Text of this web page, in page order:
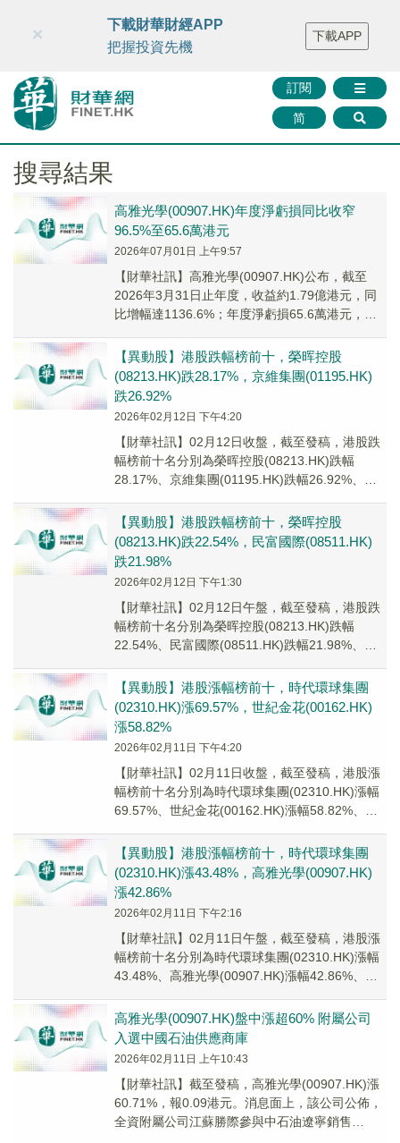
財華智庫網 FINTV FINMETA 財華證券 媒體矩陣
智庫沙龍
聯絡我們
訂閱
简
×
下載財華財經APP
把握投資先機
下載APP
搜尋結果
高雅光學(00907.HK)年度淨虧損同比收窄
96.5%至65.6萬港元
2026年07月01日 上午9:57
​【財華社訊】高雅光學(00907.HK)公布，截至
2026年3月31日止年度，收益約1.79億港元，同
比增幅達1136.6%；年度淨虧損65.6萬港元，上
【異動股】港股跌幅榜前十，榮晖控股
(08213.HK)跌28.17%，京維集團(01195.HK)
跌26.92%
2026年02月12日 下午4:20
【財華社訊】02月12日收盤，截至發稿，港股跌
幅榜前十名分別為榮晖控股(08213.HK)跌幅
28.17%、京維集團(01195.HK)跌幅26.92%、樂
【異動股】港股跌幅榜前十，榮晖控股
(08213.HK)跌22.54%，民富國際(08511.HK)
跌21.98%
2026年02月12日 下午1:30
【財華社訊】02月12日午盤，截至發稿，港股跌
幅榜前十名分別為榮晖控股(08213.HK)跌幅
22.54%、民富國際(08511.HK)跌幅21.98%、
【異動股】港股漲幅榜前十，時代環球集團
(02310.HK)漲69.57%，世紀金花(00162.HK)
漲58.82%
2026年02月11日 下午4:20
【財華社訊】02月11日收盤，截至發稿，港股漲
幅榜前十名分別為時代環球集團(02310.HK)漲幅
69.57%、世紀金花(00162.HK)漲幅58.82%、榮
【異動股】港股漲幅榜前十，時代環球集團
(02310.HK)漲43.48%，高雅光學(00907.HK)
漲42.86%
2026年02月11日 下午2:16
【財華社訊】02月11日午盤，截至發稿，港股漲
幅榜前十名分別為時代環球集團(02310.HK)漲幅
43.48%、高雅光學(00907.HK)漲幅42.86%、嘉
高雅光學(00907.HK)盤中漲超60% 附屬公司
入選中國石油供應商庫
2026年02月11日 上午10:43
​【財華社訊】截至發稿，高雅光學(00907.HK)漲
60.71%，報0.09港元。消息面上，該公司公佈，
全資附屬公司江蘇勝際參與中石油遼寧銷售